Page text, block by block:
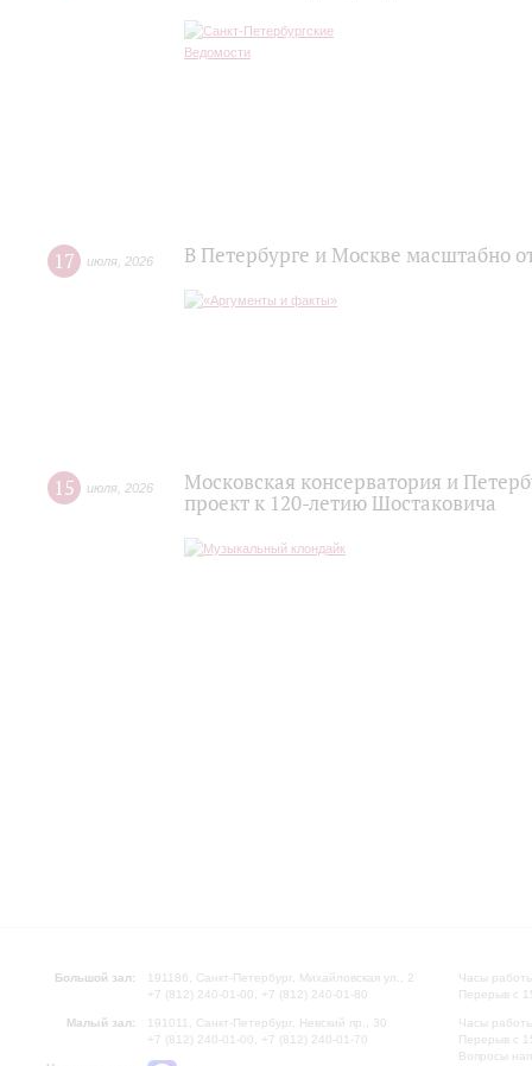
17 июля 2026 В Петербурге и Москве масштабно
15 июля 2026
Московская консерватория и
проект к 120-летию Шостаковича
Большой зал:
191186, Санкт-Петербург, Михайловская ул., 2
+7 (812) 240-01-00, +7 (812) 240-01-80
Малый зал:
191011, Санкт-Петербург, Невский пр., 30
+7 (812) 240-01-00, +7 (812) 240-01-70
Часы
Перерыв с
Часы
Перерыв с
Вопросы